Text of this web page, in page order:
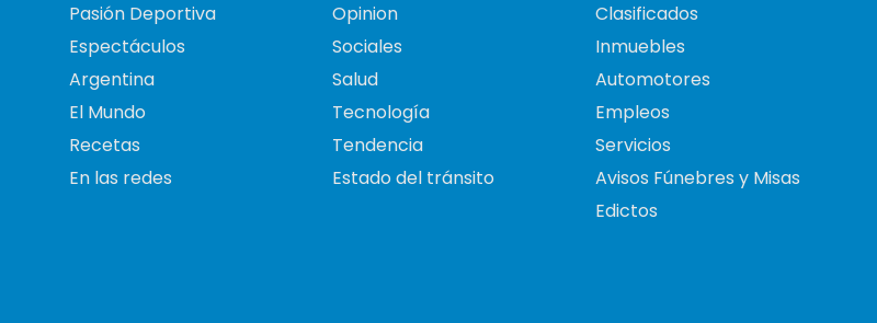
Pasión Deportiva
Espectáculos
Argentina
El Mundo
Recetas
En las redes
Opinion
Sociales
Salud
Tecnología
Tendencia
Estado del tránsito
Clasificados
Inmuebles
Automotores
Empleos
Servicios
Avisos Fúnebres y Misas
Edictos